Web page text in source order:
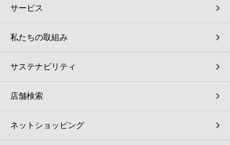
サービス
私たちの取組み
サステナビリティ
店舗検索
ネットショッピング